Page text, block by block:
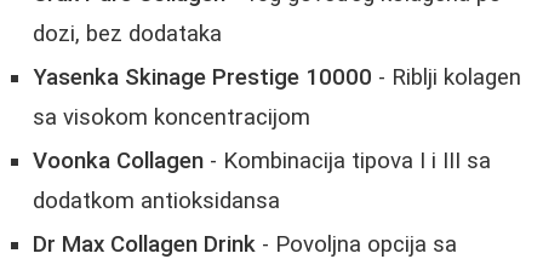
dozi, bez dodataka
Yasenka Skinage Prestige 10000 - Riblji kolagen
sa visokom koncentracijom
Voonka Collagen - Kombinacija tipova I i III sa
dodatkom antioksidansa
Dr Max Collagen Drink - Povoljna opcija sa